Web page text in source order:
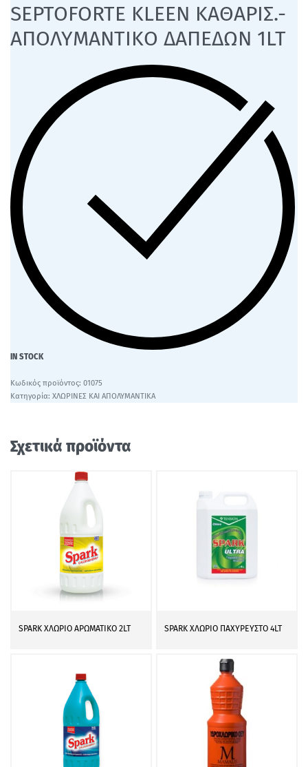
SEPTOFORTE KLEEN ΚΑΘΑΡΙΣ.-
ΑΠΟΛΥΜΑΝΤΙΚΟ ΔΑΠΕΔΩΝ 1LT
IN STOCK
01075
Κατηγορία: ΧΛΩΡΙΝΕΣ ΚΑΙ ΑΠΟΛΥΜΑΝΤΙΚΑ
Σχετικά προϊόντα
SPARK ΧΛΩΡΙΟ ΑΡΩΜΑΤΙΚΟ 2LT SPARK ΧΛΩΡΙΟ ΠΑΧΥΡΕΥΣΤΟ 4LT